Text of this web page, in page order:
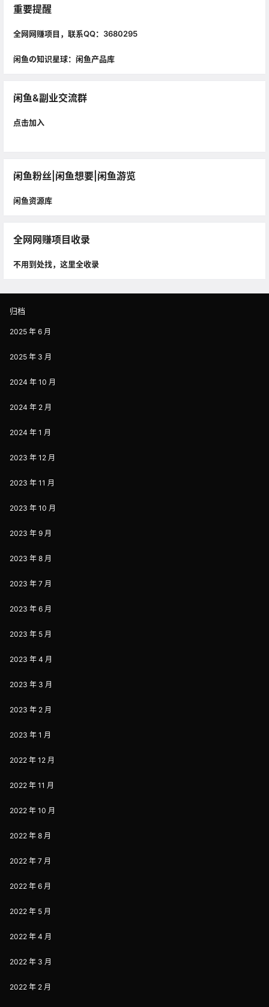
重要提醒
全网网赚项目，联系QQ：3680295
闲鱼の知识星球：闲鱼产品库
闲鱼&副业交流群
点击加入
闲鱼粉丝|闲鱼想要|闲鱼游览
闲鱼资源库
全网网赚项目收录
不用到处找，这里全收录
归档
2025 年 6 月
2025 年 3 月
2024 年 10 月
2024 年 2 月
2024 年 1 月
2023 年 12 月
2023 年 11 月
2023 年 10 月
2023 年 9 月
2023 年 8 月
2023 年 7 月
2023 年 6 月
2023 年 5 月
2023 年 4 月
2023 年 3 月
2023 年 2 月
2023 年 1 月
2022 年 12 月
2022 年 11 月
2022 年 10 月
2022 年 8 月
2022 年 7 月
2022 年 6 月
2022 年 5 月
2022 年 4 月
2022 年 3 月
2022 年 2 月